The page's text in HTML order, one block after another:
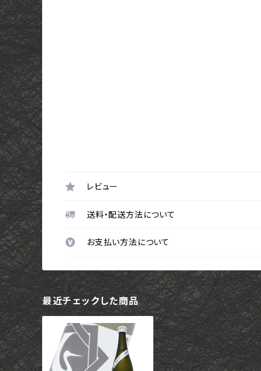
レビュー
送料・配送方法について
お支払い方法について
最近チェックした商品